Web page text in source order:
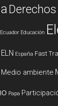
Ecuador Educación
ELN España Fast
Medio ambiente
Papa